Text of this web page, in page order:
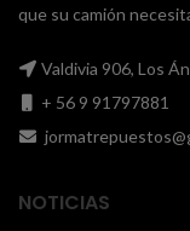
que su camión
Valdivia 906, Los
+ 56 9 91797881
NOTICIAS